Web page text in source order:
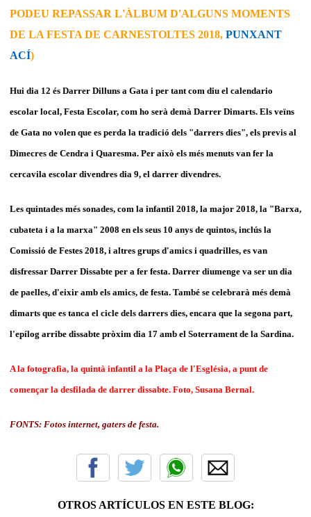
PODEU REPASSAR L'ÀLBUM D'ALGUNS MOMENTS
DE LA FESTA DE CARNESTOLTES 2018, PUNXANT
ACÍ)
Hui dia 12 és Darrer Dilluns a Gata i per tant com diu el calendario
escolar local, Festa Escolar, com ho serà demà Darrer Dimarts. Els veïns
de Gata no volen que es perda la tradició dels "darrers dies", els previs al
Dimecres de Cendra i Quaresma. Per això els més menuts van fer la
cercavila escolar divendres dia 9, el darrer divendres.
Les quintades més sonades, com la infantil 2018, la major 2018, la "Barxa,
cubateta i a la marxa" 2008 en els seus 10 anys de quintos, inclús la
Comissió de Festes 2018, i altres grups d'amics i quadrilles, es van
disfressar Darrer Dissabte per a fer festa. Darrer diumenge va ser un dia
de paelles, d'eixir amb els amics, de festa. També se celebrarà més demà
dimarts que es tanca el cicle dels darrers dies, encara que la segona part,
l'epílog arribe dissabte pròxim dia 17 amb el Soterrament de la Sardina.
A la fotografia, la quintà infantil a la Plaça de l'Església, a punt de
començar la desfilada de darrer dissabte. Foto, Susana Bernal.
FONTS: Fotos internet, gaters de festa.
OTROS ARTÍCULOS EN ESTE BLOG: